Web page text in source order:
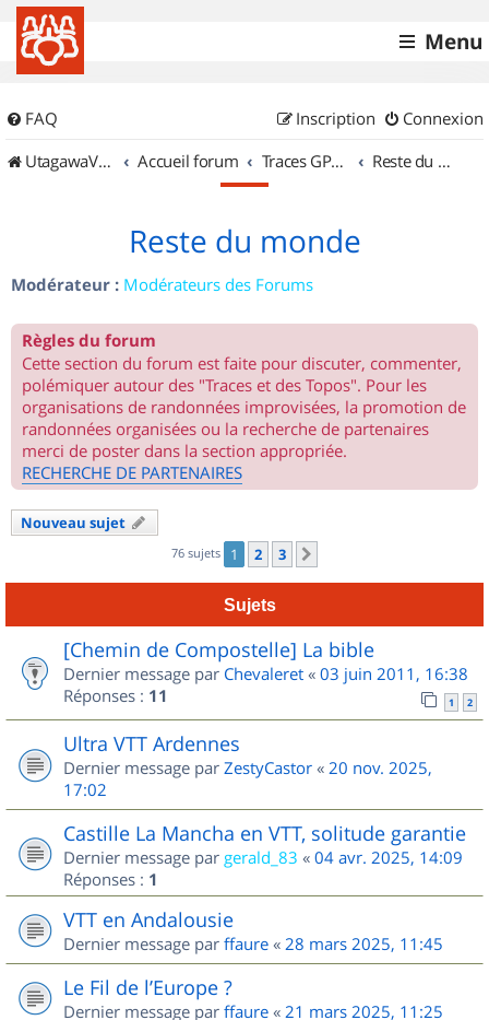
Menu
FAQ Connexion
Inscription
UtagawaVTT (Randos VTT et VTTAE avec traces GPS)
Accueil forum Traces GPS de randos VTT Reste du monde
Reste du monde
Modérateur : Modérateurs des Forums
Règles du forum
Cette section du forum est faite pour discuter, commenter,
polémiquer autour des "Traces et des Topos". Pour les
organisations de randonnées improvisées, la promotion de
randonnées organisées ou la recherche de partenaires
merci de poster dans la section appropriée.
RECHERCHE DE PARTENAIRES
Nouveau sujet
76 sujets 1 2 3
Sujets
[Chemin de Compostelle] La bible
Dernier message par Chevaleret « 03 juin 2011, 16:38
Réponses : 11 1 2
Ultra VTT Ardennes
Dernier message par ZestyCastor « 20 nov. 2025,
17:02
Castille La Mancha en VTT, solitude garantie
Dernier message par gerald_83 « 04 avr. 2025, 14:09
Réponses : 1
VTT en Andalousie
Dernier message par ffaure « 28 mars 2025, 11:45
Le Fil de l’Europe ?
Dernier message par ffaure « 21 mars 2025, 11:25